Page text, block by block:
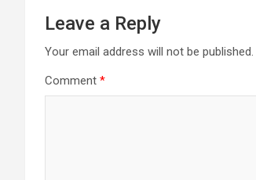
Leave a Reply
Your email address will not be published.
Comment *